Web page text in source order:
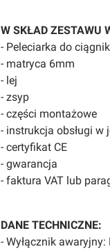
W SKŁAD ZESTAWU
- Peleciarka do
- matryca 6mm
- lej
- zsyp
- części montażowe
- instrukcja obsługi w
- certyfikat CE
- gwarancja
- faktura VAT lub
DANE TECHNICZNE:
- Wyłącznik awaryjny: